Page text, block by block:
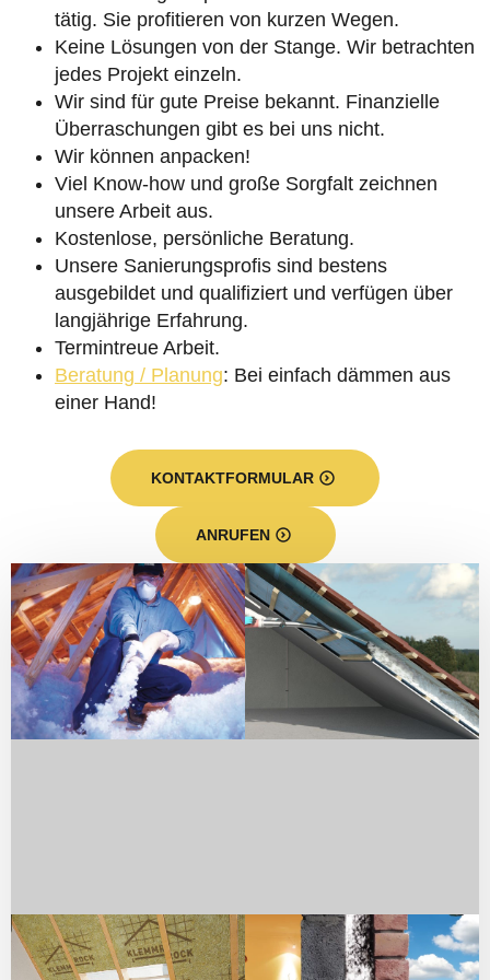
tätig. Sie profitieren von kurzen Wegen.
Keine Lösungen von der Stange. Wir betrachten
jedes Projekt einzeln.
Wir sind für gute Preise bekannt. Finanzielle
Überraschungen gibt es bei uns nicht.
Wir können anpacken!
Viel Know-how und große Sorgfalt zeichnen
unsere Arbeit aus.
Kostenlose, persönliche Beratung.
Unsere Sanierungsprofis sind bestens
ausgebildet und qualifiziert und verfügen über
langjährige Erfahrung.
Termintreue Arbeit.
Beratung / Planung: Bei einfach dämmen aus
einer Hand!
KONTAKTFORMULAR
ANRUFEN